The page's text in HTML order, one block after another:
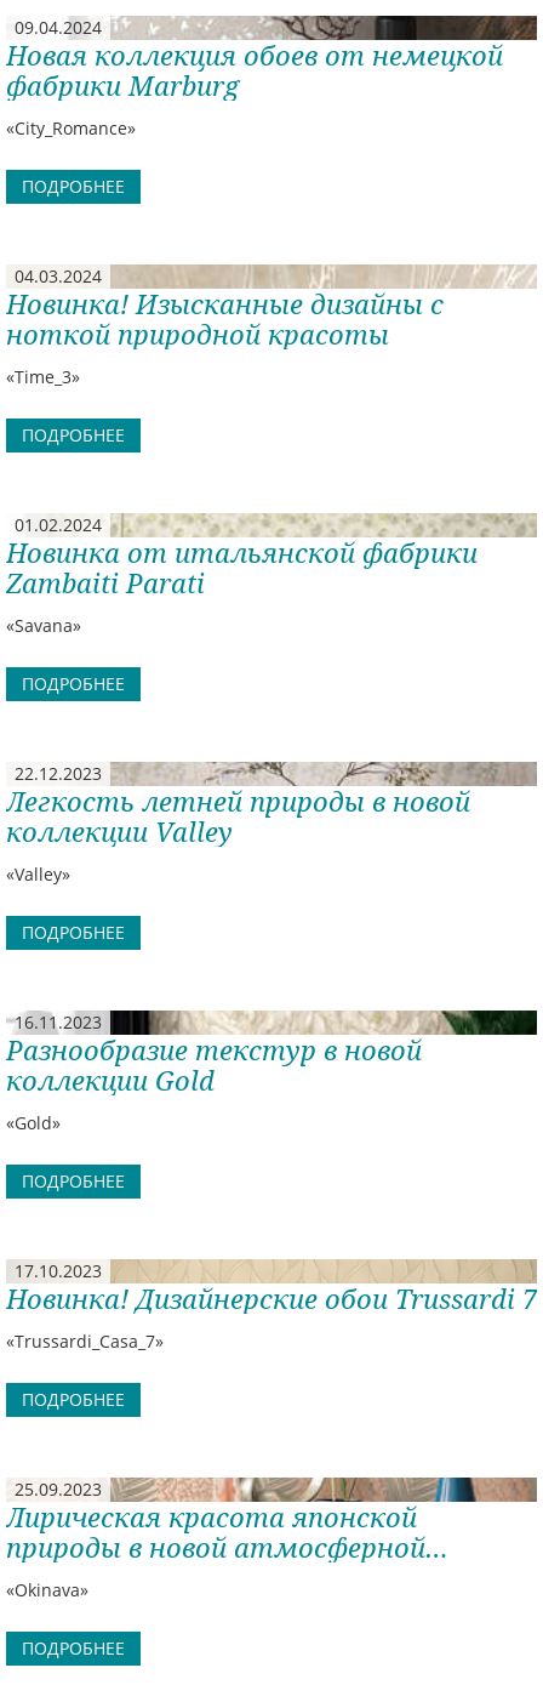
09.04.2024
Новая коллекция обоев от немецкой
фабрики Marburg
«City_Romance»
ПОДРОБНЕЕ
04.03.2024
Новинка! Изысканные дизайны с
ноткой природной красоты
«Time_3»
ПОДРОБНЕЕ
01.02.2024
Новинка от итальянской фабрики
Zambaiti Parati
«Savana»
ПОДРОБНЕЕ
22.12.2023
Легкость летней природы в новой
коллекции Valley
«Valley»
ПОДРОБНЕЕ
16.11.2023
Разнообразие текстур в новой
коллекции Gold
«Gold»
ПОДРОБНЕЕ
17.10.2023
Новинка! Дизайнерские обои Trussardi 7
«Trussardi_Casa_7»
ПОДРОБНЕЕ
25.09.2023
Лирическая красота японской
природы в новой атмосферной
коллекции!
«Okinava»
ПОДРОБНЕЕ